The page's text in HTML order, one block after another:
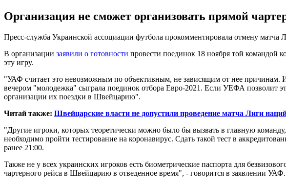
Организация не сможет организовать прямой
Пресс-служба Украинской ассоциации футбола прокомментировала отмену
В организации заявили о готовности провести поединок 18 ноября той командой
эту игру.
"УАФ считает это невозможным по объективным, не зависящим от нее причинам.
вечером "молодежка" сыграла поединок отбора Евро-2021. Если УЕФА позволит
организации их поездки в Швейцарию".
Читай также: Швейцарские власти не допустили проведение матча Лиги
"Другие игроки, которых теоретически можно было бы вызвать в главную
необходимо пройти тестирование на коронавирус. Сдать такой тест в
ранее 21:00.
Также не у всех украинских игроков есть биометрические паспорта для
чартерного рейса в Швейцарию в отведенное время", - говорится в заявлении УАФ.